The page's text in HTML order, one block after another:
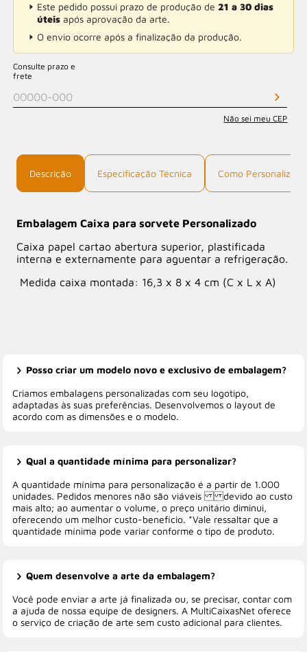
Este pedido possui prazo de produção de 21 a 30 dias
úteis após aprovação da arte.
O envio ocorre após a finalização da produção.
Consulte prazo e
frete
Não sei meu CEP
Descrição Especificação Técnica Como Personalizar
Embalagem Caixa para sorvete Personalizado
Caixa papel cartao abertura superior, plastificada
interna e externamente para aguentar a refrigeração.
Medida caixa montada: 16,3 x 8 x 4 cm (C x L x A)
Posso criar um modelo novo e exclusivo de embalagem?
Criamos embalagens personalizadas com seu logotipo,
adaptadas às suas preferências. Desenvolvemos o layout de
acordo com as dimensões e o modelo.
Qual a quantidade mínima para personalizar?
A quantidade mínima para personalização é a partir de 1.000
unidades. Pedidos menores não são viáveis devido ao custo
mais alto; ao aumentar o volume, o preço unitário diminui,
oferecendo um melhor custo-benefício. *Vale ressaltar que a
quantidade mínima pode variar conforme o tipo de produto.
Quem desenvolve a arte da embalagem?
Você pode enviar a arte já finalizada ou, se precisar, contar com
a ajuda de nossa equipe de designers. A MultiCaixasNet oferece
o serviço de criação de arte sem custo adicional para clientes.